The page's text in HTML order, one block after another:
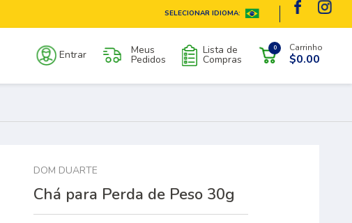
SELECIONAR IDIOMA:
Entrar Meus
Pedidos
Lista de
Compras
0 Carrinho
$0.00
DOM DUARTE
Chá para Perda de Peso 30g